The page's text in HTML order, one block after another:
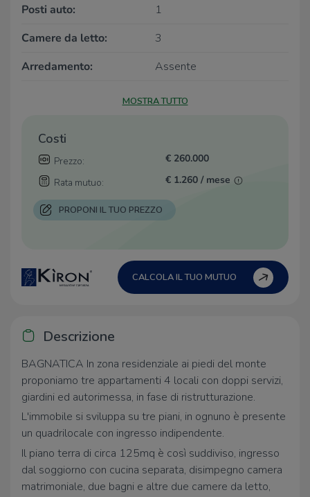
Posti auto:
1
Camere da letto:
3
Arredamento:
Assente
MOSTRA TUTTO
Costi
Prezzo:
€ 260.000
Rata mutuo:
€ 1.260 / mese
PROPONI IL TUO PREZZO
CALCOLA IL TUO MUTUO
Descrizione
BAGNATICA In zona residenziale ai piedi del monte
proponiamo tre appartamenti 4 locali con doppi servizi,
giardini ed autorimessa, in fase di ristrutturazione.
L'immobile si sviluppa su tre piani, in ognuno è presente
un quadrilocale con ingresso indipendente.
Il piano terra di circa 125mq è così suddiviso, ingresso
dal soggiorno con cucina separata, disimpegno camera
matrimoniale, due bagni e altre due camere da letto,